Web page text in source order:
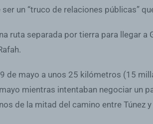
un “truco de relaciones públicas”
separada por tierra para llegar a
de mayo a unos 25 kilómetros (15
mientras intentaban negociar un
de la mitad del camino entre Túnez